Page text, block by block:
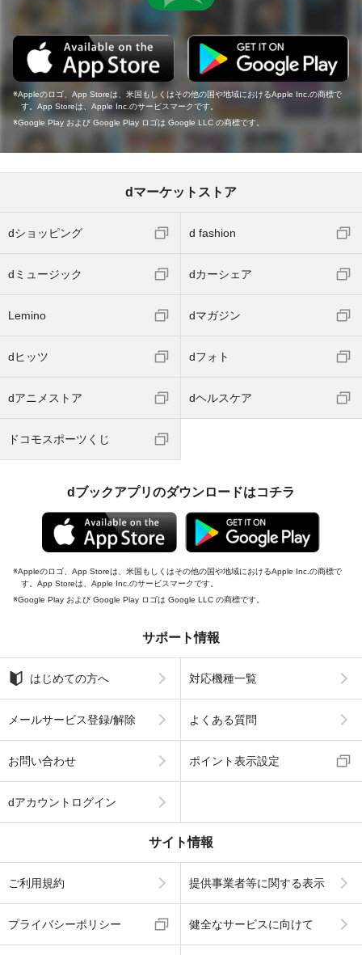
Appleのロゴ、App Storeは、米国もしくはその他の国や地域におけるApple Inc.の商標で
す。App Storeは、Apple Inc.のサービスマークです。
Google Play および Google Play ロゴは Google LLC の商標です。
dマーケットストア
dショッピング d fashion
dミュージック dカーシェア
Lemino dマガジン
dヒッツ dフォト
dアニメストア dヘルスケア
ドコモスポーツくじ
dブックアプリのダウンロードはコチラ
Appleのロゴ、App Storeは、米国もしくはその他の国や地域におけるApple Inc.の商標で
す。App Storeは、Apple Inc.のサービスマークです。
Google Play および Google Play ロゴは Google LLC の商標です。
サポート情報
はじめての方へ 対応機種一覧
メールサービス登録/解除 よくある質問
お問い合わせ ポイント表示設定
dアカウントログイン
サイト情報
ご利用規約 提供事業者等に関する表示
プライバシーポリシー 健全なサービスに向けて